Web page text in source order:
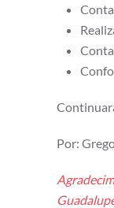
Por: